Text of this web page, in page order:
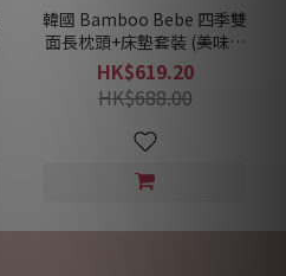
韓國 Bamboo Bebe 四季雙
面長枕頭+床墊套裝 (美味蔬
果) (2色)
HK$619.20
HK$688.00